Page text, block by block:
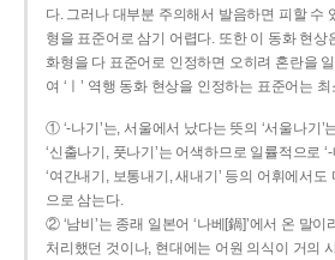
다. 그러나 대부분 주의해서 발음하면 피할 수
형을 표준어로 삼기 어렵다. 또한 이 동화 현상
화형을 다 표준어로 인정하면 오히려 혼란을
여 ‘ㅣ’ 역행 동화 현상을 인정하는 표준어는
① ‘-나기’는, 서울에서 났다는 뜻의 ‘서울나기’
‘신출나기, 풋나기’는 어색하므로 일률적으로
‘여간내기, 보통내기, 새내기’ 등의 어휘에서도
으로 삼는다.
② ‘남비’는 종래 일본어 ‘나베[鍋]’에서 온 말
처리했던 것이나, 현대에는 어원 의식이 거의